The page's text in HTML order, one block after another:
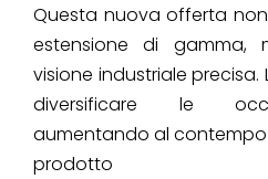
Questa nuova offerta
estensione di
visione industriale precisa.
diversificare le
aumentando al
prodotto